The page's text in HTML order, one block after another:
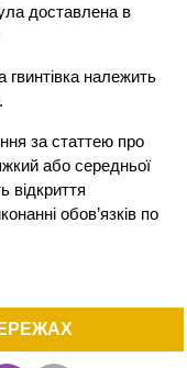
доставлена ​​в
належить
за статтею про
або середньої
відкриття
обов’язків по